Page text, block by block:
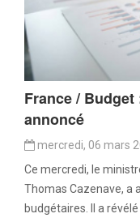
France /
annoncé
mercredi, 06 mars
Ce mercredi, le
Thomas Cazenave, a
budgétaires. Il a révélé